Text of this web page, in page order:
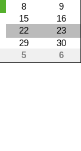
8
9
15
16
22
23
29
30
5 6